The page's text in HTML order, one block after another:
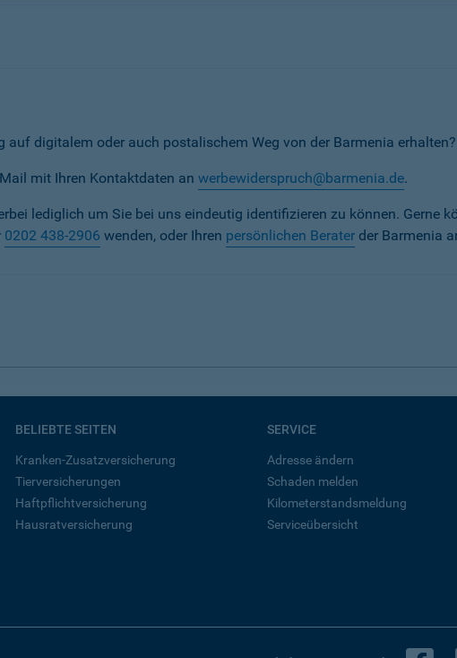
auf digitalem oder auch postalischem Weg von der Barmenia
mit Ihren Kontaktdaten an werbewiderspruch@barmenia.de.
lediglich um Sie bei uns eindeutig identifizieren zu können. Gerne
0202 438-2906 wenden, oder Ihren persönlichen Berater der Barmenia
BELIEBTE SEITEN
Kranken-Zusatzversicherung
Tierversicherungen
Haftpflichtversicherung
Hausratversicherung
SERVICE
Adresse ändern
Schaden melden
Kilometerstandsmeldung
Serviceübersicht